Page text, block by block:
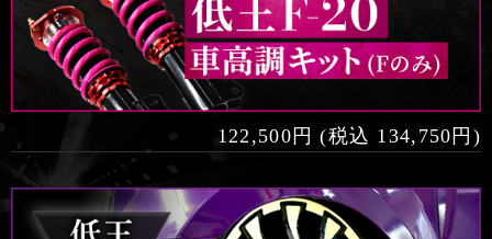
122,500円 (税込 134,750円)